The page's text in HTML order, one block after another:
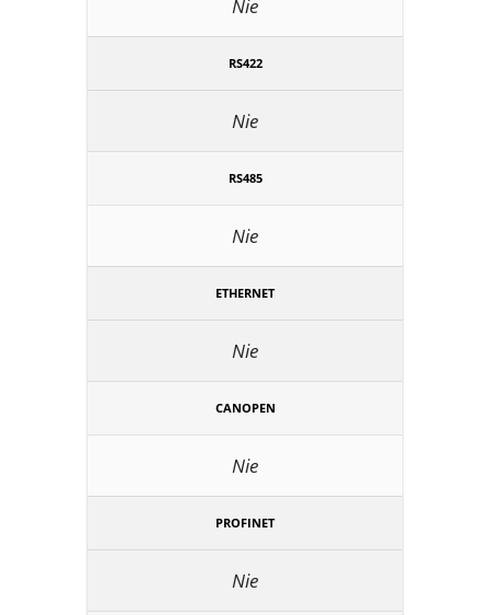
Nie
RS422
Nie
RS485
Nie
ETHERNET
Nie
CANOPEN
Nie
PROFINET
Nie